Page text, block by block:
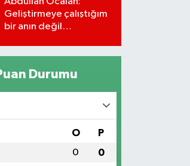
Geliştirmeye çalıştığım
bir anın değil
Durumu
O P
0 0